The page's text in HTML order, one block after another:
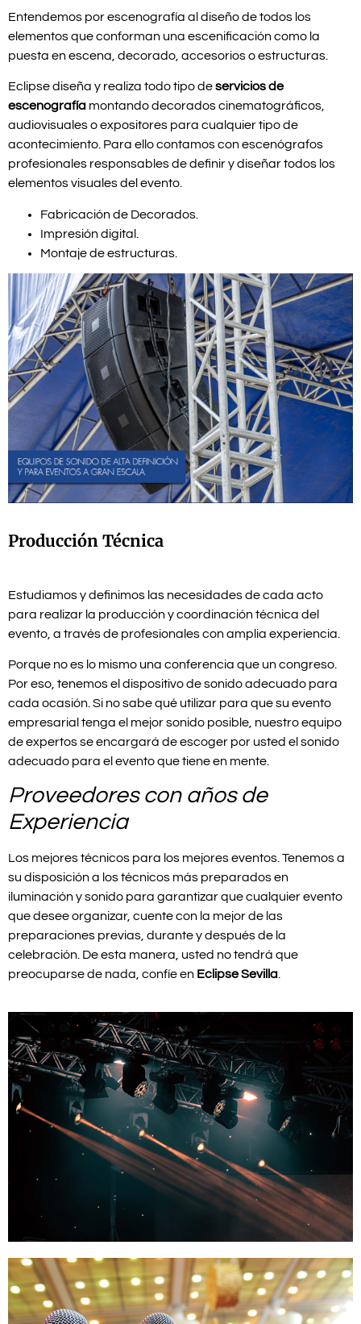
Entendemos por escenografía al diseño de todos los
elementos que conforman una escenificación como la
puesta en escena, decorado, accesorios o estructuras.
Eclipse diseña y realiza todo tipo deservicios de
escenografía montando decorados cinematográficos,
audiovisuales o expositores para cualquier tipo de
acontecimiento. Para ello contamos con escenógrafos
profesionales responsables de definir y diseñar todos los
elementos visuales del evento.
Fabricación de Decorados.
Impresión digital.
Montaje de estructuras.
Producción Técnica
Estudiamos y definimos las necesidades de cada acto
para realizar la producción y coordinación técnica del
evento, a través de profesionales con amplia experiencia.
Porque no es lo mismo una conferencia que un congreso.
Por eso, tenemos el dispositivo de sonido adecuado para
cada ocasión. Si no sabe qué utilizar para que su evento
empresarial tenga el mejor sonido posible, nuestro equipo
de expertos se encargará de escoger por usted el sonido
adecuado para el evento que tiene en mente.
Proveedores con años de
Experiencia
Los mejores técnicos para los mejores eventos. Tenemos a
su disposición a los técnicos más preparados en
iluminación y sonido para garantizar que cualquier evento
que desee organizar, cuente con la mejor de las
preparaciones previas, durante y después de la
celebración. De esta manera, usted no tendrá que
preocuparse de nada, confíe en Eclipse Sevilla.